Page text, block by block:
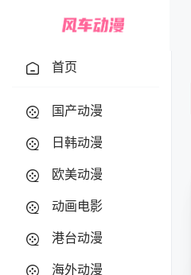
首页
国产动漫
日韩动漫
欧美动漫
动画电影
港台动漫
海外动漫